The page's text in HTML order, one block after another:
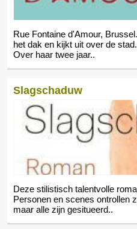
Rue Fontaine d'Amour,
het dak en kijkt uit over de
Over haar twee jaar..
Slagschaduw
Deze stilistisch talentvolle
Personen en scenes ontrollen
maar alle zijn gesitueerd..